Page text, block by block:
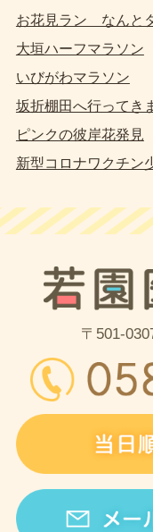
お花見ラン なんと
大垣ハーフマラソン
いびがわマラソン
坂折棚田へ行ってき
ピンクの彼岸花発見
新型コロナワクチン
〒501-